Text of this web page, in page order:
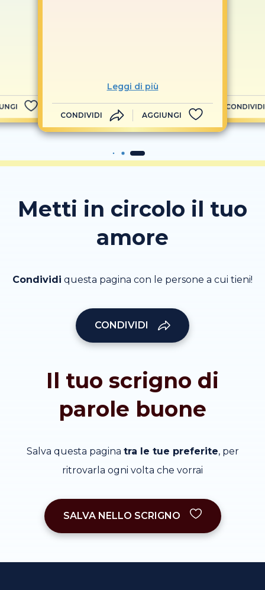
Leggi di più
CONDIVIDI AGGIUNGI
CONDIVIDI
Metti in circolo il tuo
amore
Condividi questa pagina con le persone a cui tieni!
CONDIVIDI
Il tuo scrigno di
parole buone
Salva questa pagina tra le tue preferite, per
ritrovarla ogni volta che vorrai
SALVA NELLO SCRIGNO